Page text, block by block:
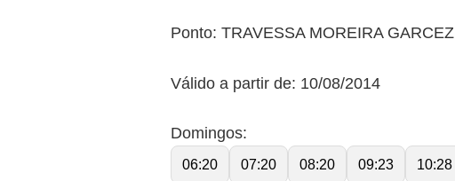
Ponto: TRAVESSA MOREIRA GARCEZ
Válido a partir de: 10/08/2014
Domingos:
06:20 07:20 08:20 09:23 10:28